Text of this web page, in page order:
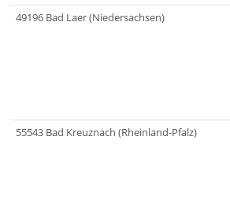
49196 Bad Laer (Niedersachsen)
55543 Bad Kreuznach (Rheinland-Pfalz)